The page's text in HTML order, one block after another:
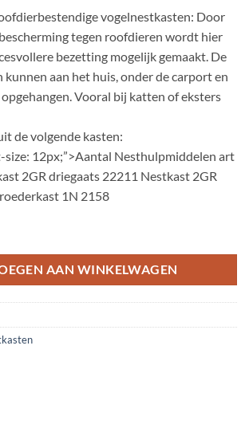
vogelnestkasten: Door
tegen roofdieren wordt hier
bezetting mogelijk gemaakt. De
aan het huis, onder de carport en
Vooral bij katten of eksters
de volgende kasten:
size: 12px;”>Aantal Nesthulpmiddelen art
2GR driegaats 22211 Nestkast 2GR
1N 2158
AAN WINKELWAGEN